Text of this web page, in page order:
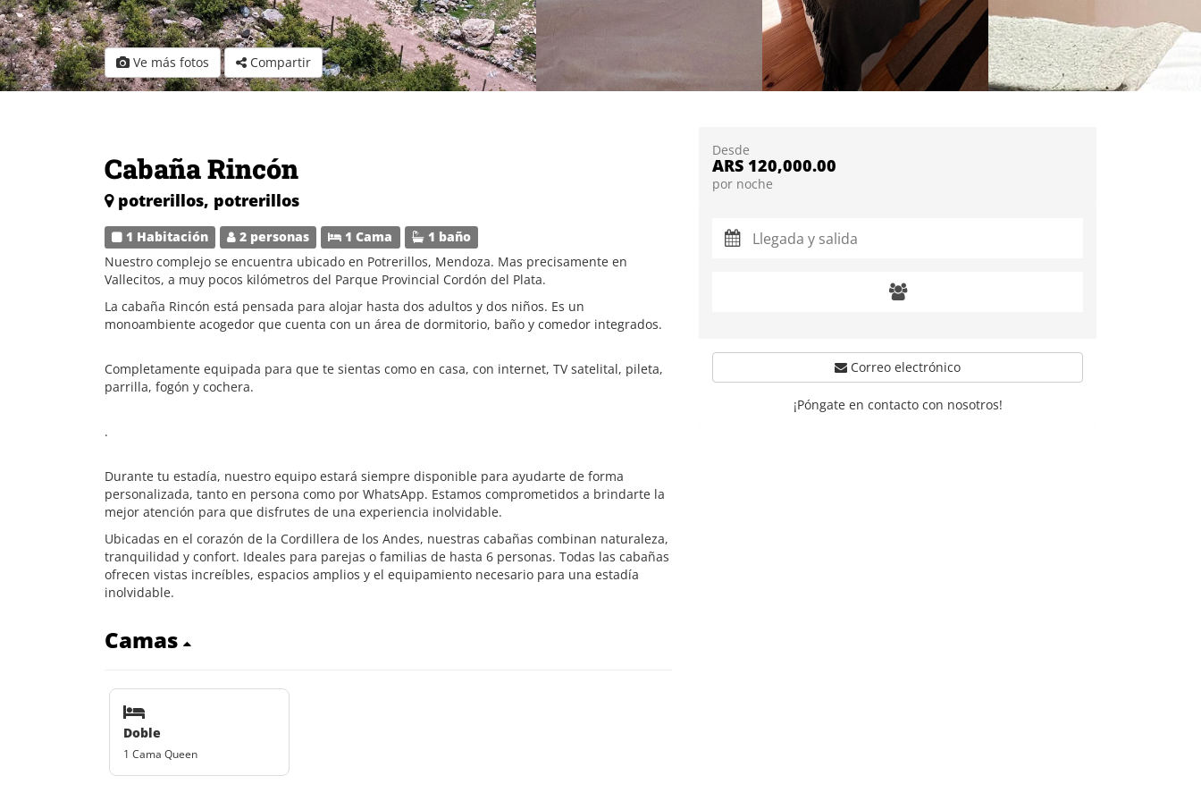
Ve más fotos Compartir
Cabaña Rincón
potrerillos, potrerillos
1 Habitación 2 personas 1 Cama 1 baño
Nuestro complejo se encuentra ubicado en Potrerillos, Mendoza. Mas precisamente en
Vallecitos, a muy pocos kilómetros del Parque Provincial Cordón del Plata.
La cabaña Rincón está pensada para alojar hasta dos adultos y dos niños. Es un
monoambiente acogedor que cuenta con un área de dormitorio, baño y comedor integrados.
Completamente equipada para que te sientas como en casa, con internet, TV satelital, pileta,
parrilla, fogón y cochera.
.
Durante tu estadía, nuestro equipo estará siempre disponible para ayudarte de forma
personalizada, tanto en persona como por WhatsApp. Estamos comprometidos a brindarte la
mejor atención para que disfrutes de una experiencia inolvidable.
Ubicadas en el corazón de la Cordillera de los Andes, nuestras cabañas combinan naturaleza,
tranquilidad y confort. Ideales para parejas o familias de hasta 6 personas. Todas las cabañas
ofrecen vistas increíbles, espacios amplios y el equipamiento necesario para una estadía
inolvidable.
Camas
Doble
1 Cama Queen
Desde
ARS 120,000.00
por noche
Correo electrónico
¡Póngate en contacto con nosotros!